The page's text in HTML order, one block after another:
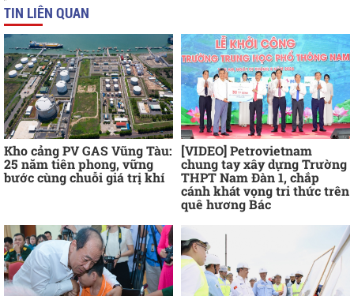
TIN LIÊN QUAN
Kho cảng PV GAS Vũng Tàu:
25 năm tiên phong, vững
bước cùng chuỗi giá trị khí
[VIDEO] Petrovietnam
chung tay xây dựng Trường
THPT Nam Đàn 1, chắp
cánh khát vọng tri thức trên
quê hương Bác